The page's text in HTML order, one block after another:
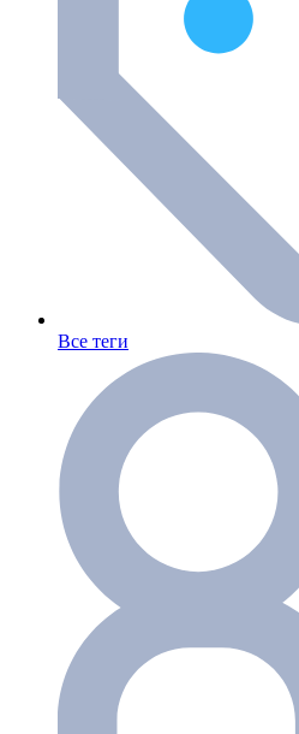
Все теги